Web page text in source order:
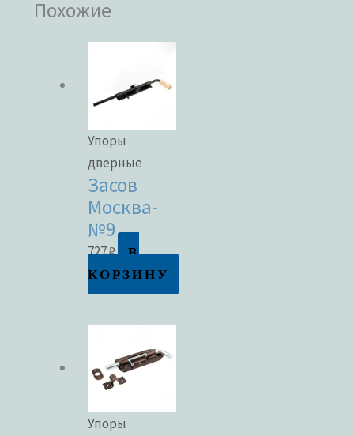
Похожие
Упоры
дверные
Засов
Москва-
№9
727₽
В
КОРЗИНУ
Упоры